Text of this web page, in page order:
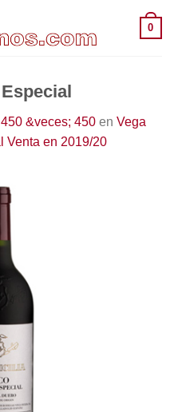
0
450 &veces; 450 en Vega
Venta en 2019/20